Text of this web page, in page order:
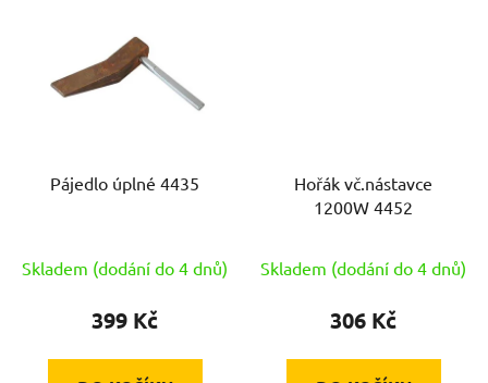
Pájedlo úplné 4435
Skladem (dodání do 4 dnů)
399 Kč
Hořák vč.nástavce
1200W 4452
Skladem (dodání do 4 dnů)
306 Kč